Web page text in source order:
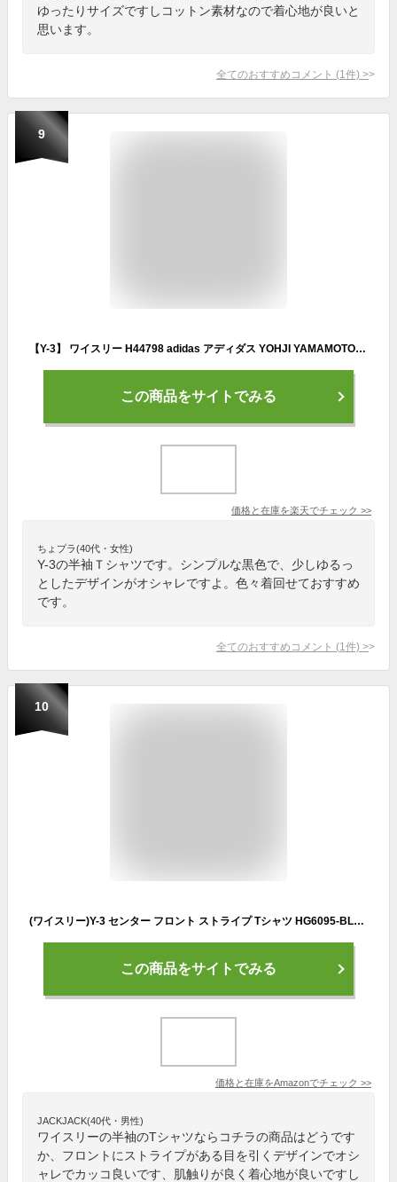
ゆったりサイズですしコットン素材なので着心地が良いと
思います。
全てのおすすめコメント (1 件) >
9
【Y-3】 ワイスリー H44798 adidas アディダス YOHJI YAMAMOTO RELAXED SHORT SLEEVE TEE ロゴTシャツ ブラック メンズ レディース ユニセックス 半袖 Tシャツ クルーネック ロゴ アウトドア
この商品をサイトでみる
価格と在庫を楽天でチェック >>
ちょプラ(40代・女性)
Y-3の半袖Ｔシャツです。シンプルな黒色で、少しゆるっ
としたデザインがオシャレですよ。色々着回せておすすめ
です。
全てのおすすめコメント (1 件) >
10
(ワイスリー)Y-3 センター フロント ストライプ Tシャツ HG6095-BLACK_M [並行輸入品]
この商品をサイトでみる
価格と在庫をAmazonでチェック >>
JACKJACK(40代・男性)
ワイスリーの半袖のTシャツならコチラの商品はどうです
か、フロントにストライプがある目を引くデザインでオシ
ャレでカッコ良いです、肌触りが良く着心地が良いですし